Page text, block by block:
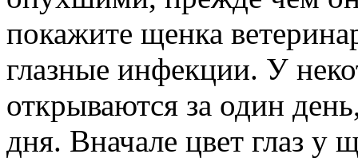
покажите щенка
глазные инфекции. У
открываются за один
дня. Вначале цвет глаз у